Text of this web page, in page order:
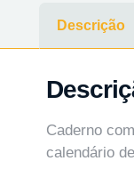
Descrição
Caderno
calendário